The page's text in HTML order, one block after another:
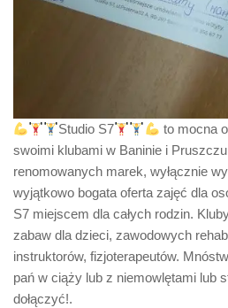
Studio S7
to mocna
swoimi klubami w Baninie i
renomowanych marek, wyłącznie
wyjątkowo bogata oferta zajęć dla
S7 miejscem dla całych rodzin.
zabaw dla dzieci, zawodowych
instruktorów, fizjoterapeutów.
pań w ciąży lub z niemowlętami lub
dołączyć!.